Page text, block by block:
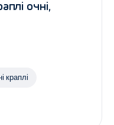
очні,
краплі